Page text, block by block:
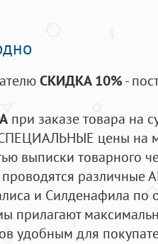
СКИДКА 10%-
при заказе товара на
цены на
выписки товарного
проводятся
и Силденафила по
прилагают
удобным для